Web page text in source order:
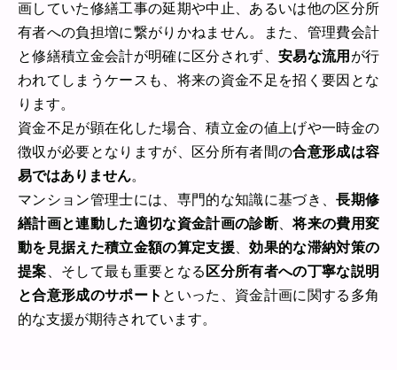
画していた修繕工事の延期や中止、あるいは他の区分所
有者への負担増に繋がりかねません。また、管理費会計
と修繕積立金会計が明確に区分されず、 安易な流用 が行
われてしまうケースも、将来の資金不足を招く要因とな
ります。
資金不足が顕在化した場合、積立金の値上げや一時金の
徴収が必要となりますが、区分所有者間の合意形成は容
易ではありません。
マンション管理士には、専門的な知識に基づき、長期修
繕計画と連動した適切な資金計画の診断、将来の費用変
動を見据えた積立金額の算定支援 、効果的な滞納対策の
提案 、そして最も重要となる 区分所有者への丁寧な説明
と合意形成のサポート といった、資金計画に関する多角
的な支援が期待されています。